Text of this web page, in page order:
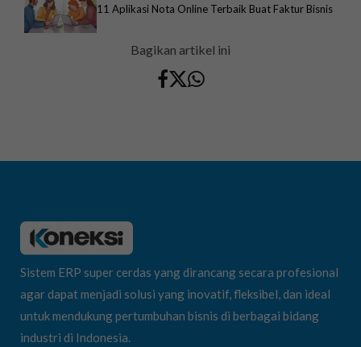
11 Aplikasi Nota Online Terbaik Buat Faktur Bisnis
Bagikan artikel ini
Sistem ERP super cerdas yang dirancang secara profesional
agar dapat menjadi solusi yang inovatif, fleksibel, dan ideal
untuk mendukung pertumbuhan bisnis di berbagai bidang
industri di Indonesia.